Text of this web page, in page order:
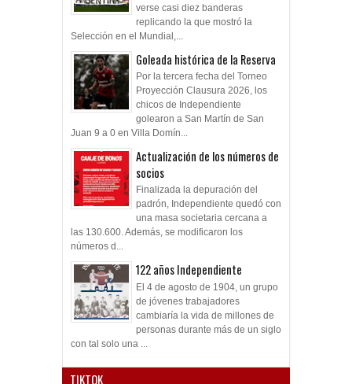
verse casi diez banderas
replicando la que mostró la
Selección en el Mundial,...
Goleada histórica de la Reserva
Por la tercera fecha del Torneo
Proyección Clausura 2026, los
chicos de Independiente
golearon a San Martín de San
Juan 9 a 0 en Villa Domín...
Actualización de los números de
socios
Finalizada la depuración del
padrón, Independiente quedó con
una masa societaria cercana a
las 130.600. Además, se modificaron los
números d...
122 años Independiente
El 4 de agosto de 1904, un grupo
de jóvenes trabajadores
cambiaría la vida de millones de
personas durante más de un siglo
con tal solo una ...
TIKTOK